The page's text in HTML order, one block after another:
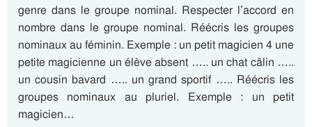
genre dans le groupe nominal. Respecter l’accord en
nombre dans le groupe nominal. Réécris les groupes
nominaux au féminin. Exemple : un petit magicien 4 une
petite magicienne un élève absent ….. un chat câlin …..
un cousin bavard ….. un grand sportif ….. Réécris les
groupes nominaux au pluriel. Exemple : un petit
magicien…